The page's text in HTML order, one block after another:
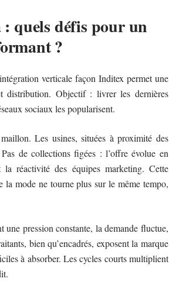
quels défis pour un
?
verticale façon Inditex permet une
distribution. Objectif : livrer les dernières
sociaux les popularisent.
Les usines, situées à proximité des
de collections figées : l’offre évolue en
réactivité des équipes marketing. Cette
la mode ne tourne plus sur le même tempo,
une pression constante, la demande fluctue,
bien qu’encadrés, exposent la marque
à absorber. Les cycles courts multiplient